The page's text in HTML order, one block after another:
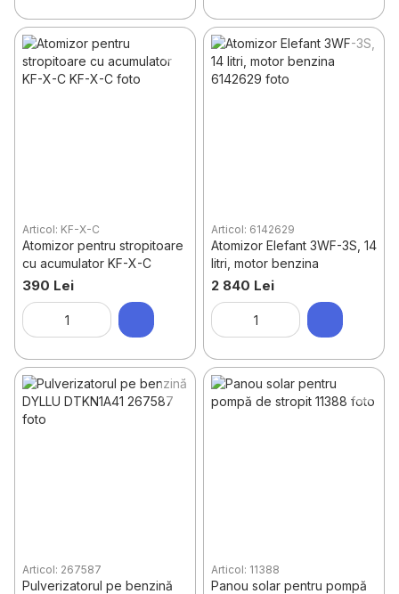
Articol: KF-X-C
Atomizor pentru stropitoare
cu acumulator KF-X-C
390 Lei
Articol: 6142629
Atomizor Elefant 3WF-3S, 14
litri, motor benzina
2 840 Lei
Articol: 267587
Pulverizatorul pe benzină
Articol: 11388
Panou solar pentru pompă